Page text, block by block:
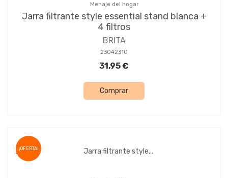
Menaje del hogar
Jarra filtrante style essential stand blanca +
4 filtros
BRITA
23042310
31,95 €
Comprar
¡OFERTA!